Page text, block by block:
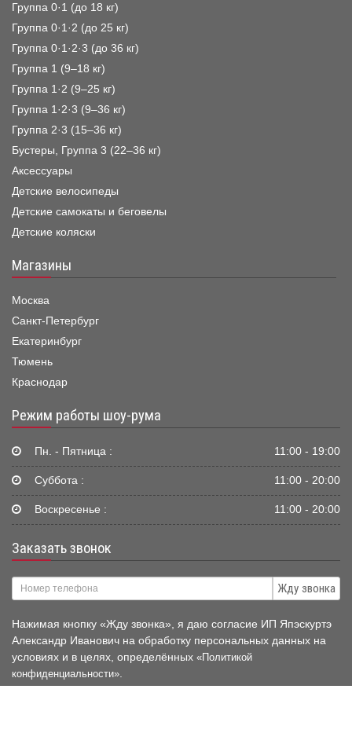
Группа 0·1 (до 18 кг)
Группа 0·1·2 (до 25 кг)
Группа 0·1·2·3 (до 36 кг)
Группа 1 (9–18 кг)
Группа 1·2 (9–25 кг)
Группа 1·2·3 (9–36 кг)
Группа 2·3 (15–36 кг)
Бустеры, Группа 3 (22–36 кг)
Аксессуары
Детские велосипеды
Детские самокаты и беговелы
Детские коляски
Магазины
Москва
Санкт-Петербург
Екатеринбург
Тюмень
Краснодар
Режим работы шоу-рума
Пн. - Пятница : 11:00 - 19:00
Суббота : 11:00 - 20:00
Воскресенье : 11:00 - 20:00
Заказать звонок
Жду звонка
Нажимая кнопку «Жду звонка», я даю согласие ИП Япэскуртэ
Александр Иванович на обработку персональных данных на
условиях и в целях, определённых «Политикой
конфиденциальности».